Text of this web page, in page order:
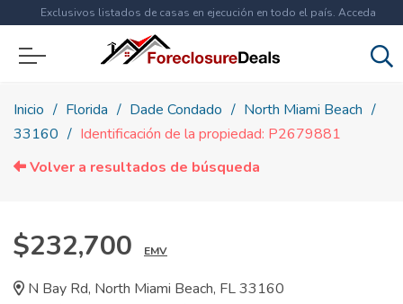
Exclusivos listados de casas en ejecución en todo el país. Acceda
ahora a
Inicio Florida Dade Condado
North Miami Beach
33160
Identificación de la propiedad: P2679881
Volver a resultados de búsqueda
$232,700 EMV
N Bay Rd, North Miami Beach, FL 33160